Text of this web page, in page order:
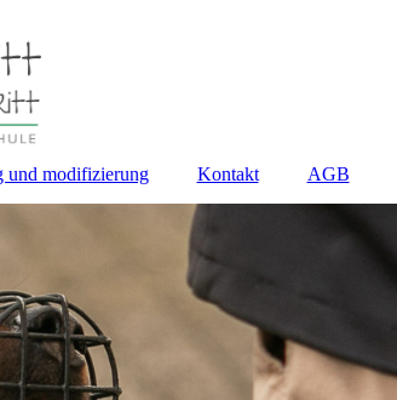
und modifizierung Kontakt AGB